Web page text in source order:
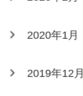
2020年1月
2019年12月